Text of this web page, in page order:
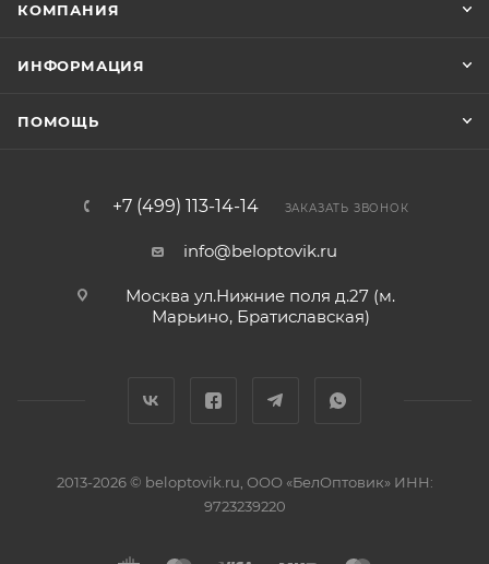
КОМПАНИЯ
ИНФОРМАЦИЯ
ПОМОЩЬ
+7 (499) 113-14-14 ЗАКАЗАТЬ ЗВОНОК
info@beloptovik.ru
Москва ул.Нижние поля д.27 (м.
Марьино, Братиславская)
2013-2026 © beloptovik.ru, ООО «БелОптовик» ИНН:
9723239220